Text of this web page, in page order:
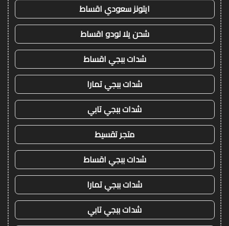
ايتونز سعودي اقساط
شحن يلا لودو اقساط
شدات ببجي اقساط
شدات ببجي تمارا
شدات ببجي تابي
متجر تقسيط
شدات ببجي اقساط
شدات ببجي تمارا
شدات ببجي تابي